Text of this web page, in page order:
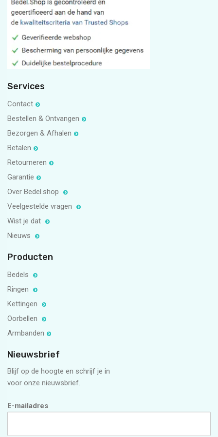
#bedelpuntshop
5
Services
Contact
Bestellen & Ontvangen
Bezorgen & Afhalen
Betalen
Retourneren
Garantie
Over Bedel.shop
Veelgestelde vragen
Wist je dat
Nieuws
Producten
Bedels
Ringen
Kettingen
Oorbellen
Armbanden
Nieuwsbrief
Blijf op de hoogte en schrijf je in
voor onze nieuwsbrief.
E-mailadres